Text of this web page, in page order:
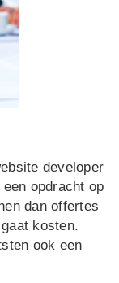
developer
opdracht op
dan offertes
kosten.
ook een